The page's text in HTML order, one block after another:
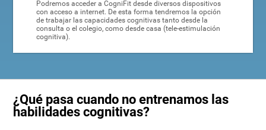
Podremos acceder a CogniFit desde diversos dispositivos
con acceso a internet. De esta forma tendremos la opción
de trabajar las capacidades cognitivas tanto desde la
consulta o el colegio, como desde casa (tele-estimulación
cognitiva).
¿Qué pasa cuando no entrenamos las
habilidades cognitivas?